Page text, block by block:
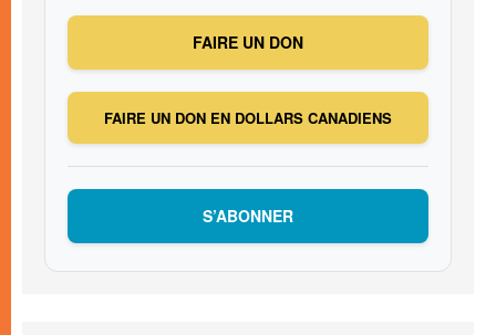
FAIRE UN DON
FAIRE UN DON EN DOLLARS CANADIENS
S’ABONNER